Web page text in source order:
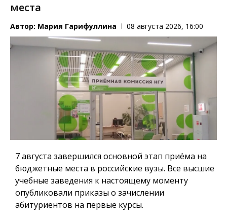
места
Автор: Мария Гарифуллина 08 августа 2026, 16:00
7 августа завершился основной этап приёма на
бюджетные места в российские вузы. Все высшие
учебные заведения к настоящему моменту
опубликовали приказы о зачислении
абитуриентов на первые курсы.